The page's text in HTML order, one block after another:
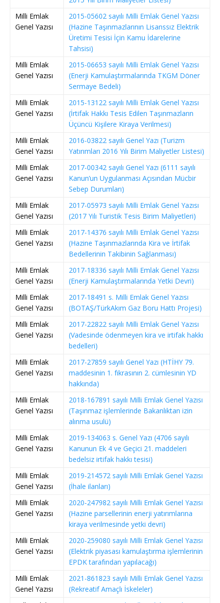
Milli Emlak
Genel Yazısı
2015-05602 sayılı Milli Emlak Genel Yazısı
(Hazine Taşınmazlarının Lisanssız Elektrik
Üretimi Tesisi İçin Kamu İdarelerine
Tahsisi)
Milli Emlak
Genel Yazısı
2015-06653 sayılı Milli Emlak Genel Yazısı
(Enerji Kamulaştırmalarında TKGM Döner
Sermaye Bedeli)
Milli Emlak
Genel Yazısı
2015-13122 sayılı Milli Emlak Genel Yazısı
(İrtifak Hakkı Tesis Edilen Taşınmazların
Üçüncü Kişilere Kiraya Verilmesi)
Milli Emlak
Genel Yazısı
2016-03822 sayılı Genel Yazı (Turizm
Yatırımları 2016 Yılı Birim Maliyetler Listesi)
Milli Emlak
Genel Yazısı
2017-00342 sayılı Genel Yazı (6111 sayılı
Kanun’un Uygulanması Açısından Mücbir
Sebep Durumları)
Milli Emlak
Genel Yazısı
2017-05973 sayılı Milli Emlak Genel Yazısı
(2017 Yılı Turistik Tesis Birim Maliyetleri)
Milli Emlak
Genel Yazısı
2017-14376 sayılı Milli Emlak Genel Yazısı
(Hazine Taşınmazlarında Kira ve İrtifak
Bedellerinin Takibinin Sağlanması)
Milli Emlak
Genel Yazısı
2017-18336 sayılı Milli Emlak Genel Yazısı
(Enerji Kamulaştırmalarında Yetki Devri)
Milli Emlak
Genel Yazısı
2017-18491 s. Milli Emlak Genel Yazısı
(BOTAŞ/TürkAkım Gaz Boru Hattı Projesi)
Milli Emlak
Genel Yazısı
2017-22822 sayılı Milli Emlak Genel Yazısı
(Vadesinde ödenmeyen kira ve irtifak hakkı
bedelleri)
Milli Emlak
Genel Yazısı
2017-27859 sayılı Genel Yazı (HTİHY 79.
maddesinin 1. fıkrasının 2. cümlesinin YD
hakkında)
Milli Emlak
Genel Yazısı
2018-167891 sayılı Milli Emlak Genel Yazısı
(Taşınmaz işlemlerinde Bakanlıktan izin
alınma usulü)
Milli Emlak
Genel Yazısı
2019-134063 s. Genel Yazı (4706 sayılı
Kanunun Ek 4 ve Geçici 21. maddeleri
bedelsiz irtifak hakkı tesisi)
Milli Emlak
Genel Yazısı
2019-214572 sayılı Milli Emlak Genel Yazısı
(İhale ilanları)
Milli Emlak
Genel Yazısı
2020-247982 sayılı Milli Emlak Genel Yazısı
(Hazine parsellerinin enerji yatırımlarına
kiraya verilmesinde yetki devri)
Milli Emlak
Genel Yazısı
2020-259080 sayılı Milli Emlak Genel Yazısı
(Elektrik piyasası kamulaştırma işlemlerinin
EPDK tarafından yapılacağı)
Milli Emlak
Genel Yazısı
2021-861823 sayılı Milli Emlak Genel Yazısı
(Rekreatif Amaçlı İskeleler)